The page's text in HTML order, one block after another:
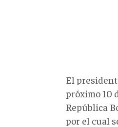
El
próximo 10
República
por el cual